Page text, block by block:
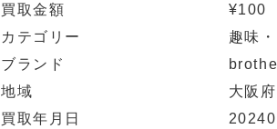
買取金額
¥100
カテゴリー
趣味
ブランド
地域
大阪
買取年月日